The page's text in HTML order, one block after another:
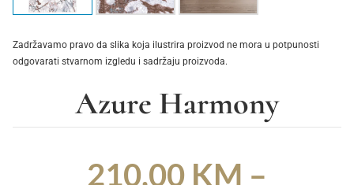
Zadržavamo pravo da slika koja ilustrira proizvod ne mora u potpunosti
odgovarati stvarnom izgledu i sadržaju proizvoda.
Azure Harmony
210,00 KM –